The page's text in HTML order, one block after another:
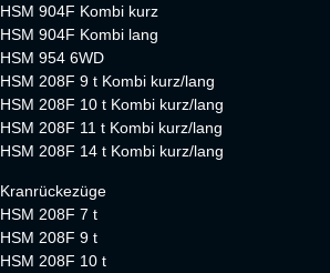
HSM 904F Kombi kurz
HSM 904F Kombi lang
HSM 954 6WD
HSM 208F 9 t Kombi kurz/lang
HSM 208F 10 t Kombi kurz/lang
HSM 208F 11 t Kombi kurz/lang
HSM 208F 14 t Kombi kurz/lang
Kranrückezüge
HSM 208F 7 t
HSM 208F 9 t
HSM 208F 10 t